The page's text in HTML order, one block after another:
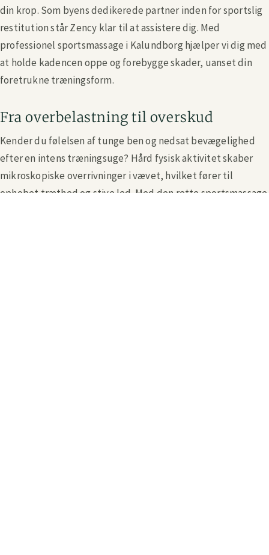
din krop. Som byens dedikerede partner inden for sportslig
restitution står Zency klar til at assistere dig. Med
professionel sportsmassage i Kalundborg hjælper vi dig med
at holde kadencen oppe og forebygge skader, uanset din
foretrukne træningsform.
Fra overbelastning til overskud
Kender du følelsen af tunge ben og nedsat bevægelighed
efter en intens træningsuge? Hård fysisk aktivitet skaber
mikroskopiske overrivninger i vævet, hvilket fører til
ophobet træthed og stive led. Med den rette sportsmassage